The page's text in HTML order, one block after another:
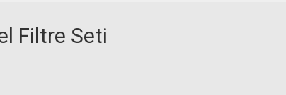
Filtre Seti